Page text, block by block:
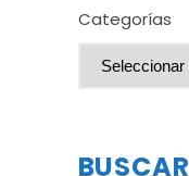
Categorías
BUSCAR